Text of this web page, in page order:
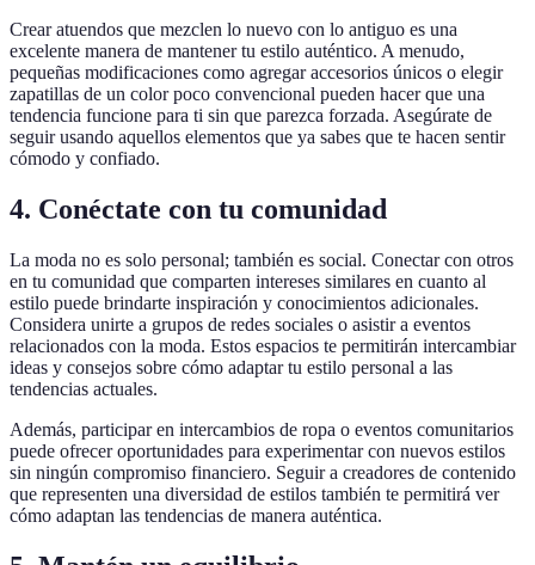
Crear atuendos que mezclen lo nuevo con lo antiguo es una
excelente manera de mantener tu estilo auténtico. A menudo,
pequeñas modificaciones como agregar accesorios únicos o elegir
zapatillas de un color poco convencional pueden hacer que una
tendencia funcione para ti sin que parezca forzada. Asegúrate de
seguir usando aquellos elementos que ya sabes que te hacen sentir
cómodo y confiado.
4. Conéctate con tu comunidad
La moda no es solo personal; también es social. Conectar con otros
en tu comunidad que comparten intereses similares en cuanto al
estilo puede brindarte inspiración y conocimientos adicionales.
Considera unirte a grupos de redes sociales o asistir a eventos
relacionados con la moda. Estos espacios te permitirán intercambiar
ideas y consejos sobre cómo adaptar tu estilo personal a las
tendencias actuales.
Además, participar en intercambios de ropa o eventos comunitarios
puede ofrecer oportunidades para experimentar con nuevos estilos
sin ningún compromiso financiero. Seguir a creadores de contenido
que representen una diversidad de estilos también te permitirá ver
cómo adaptan las tendencias de manera auténtica.